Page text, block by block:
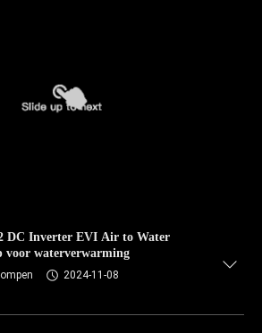
DC Inverter EVI Air to Water
voor waterverwarming
2024-11-08